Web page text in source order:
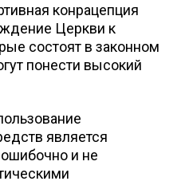
конрацепция
Церкви к
состоят в законном
понести высокий
является
ошибочно и не